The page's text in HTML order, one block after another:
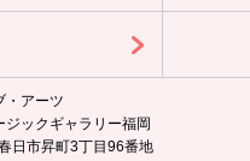
・アーツ
ジックギャラリー福岡
市昇町3丁目96番地